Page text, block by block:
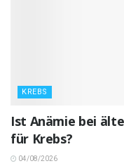
KREBS
Ist Anämie bei
für Krebs?
04/08/2026